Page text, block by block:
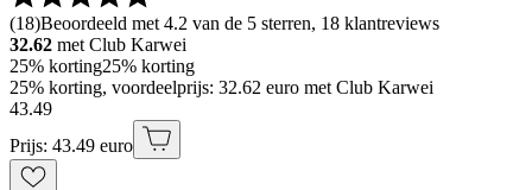
(18)Beoordeeld met 4.2 van de 5 sterren, 18 klantreviews
32.62 met Club Karwei
25% korting25% korting
25% korting, voordeelprijs: 32.62 euro met Club Karwei
43.49
Prijs: 43.49 euro